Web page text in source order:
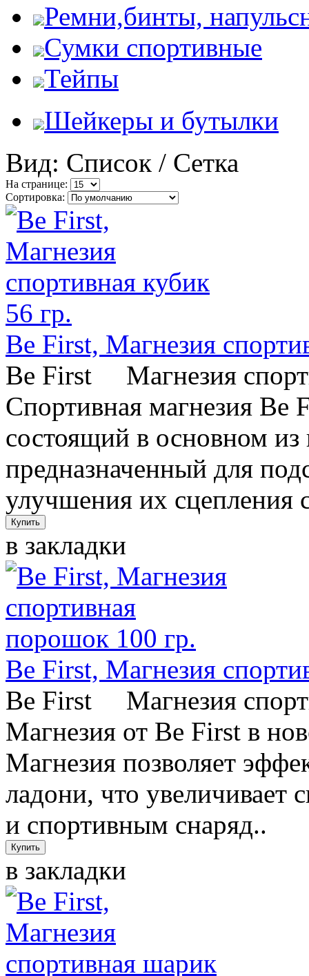
Ремни,бинты,
Сумки спортивные
Тейпы
Шейкеры и бутылки
Вид: Список / Сетка
На странице:
Сортировка:
Be First, Магнезия
Be First Магнезия
Спортивная магнезия Be
состоящий в основном из
предназначенный для
улучшения их сцепления
в закладки
Be First, Магнезия
Be First Магнезия
Магнезия от Be First в
Магнезия позволяет
ладони, что увеличивает
и спортивным снаряд..
в закладки